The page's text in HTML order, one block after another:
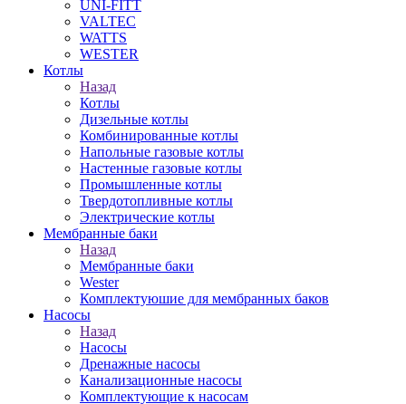
UNI-FITT
VALTEC
WATTS
WESTER
Котлы
Назад
Котлы
Дизельные котлы
Комбинированные котлы
Напольные газовые котлы
Настенные газовые котлы
Промышленные котлы
Твердотопливные котлы
Электрические котлы
Мембранные баки
Назад
Мембранные баки
Wester
Комплектуюшие для мембранных баков
Насосы
Назад
Насосы
Дренажные насосы
Канализационные насосы
Комплектующие к насосам